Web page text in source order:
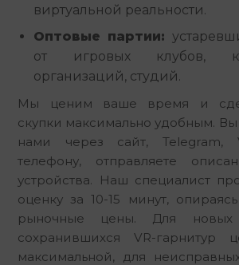
виртуальной реальности.
Оптовые партии:
от игровых клубов,
организаций, студий.
Мы ценим ваше время и
скупки максимально удобным. Вы
нами через сайт,
телефону, отправляете
устройства. Наш специалист
оценку за 10-15 минут,
рыночные цены. Для
сохранившихся VR-гарнитур
максимальной, для